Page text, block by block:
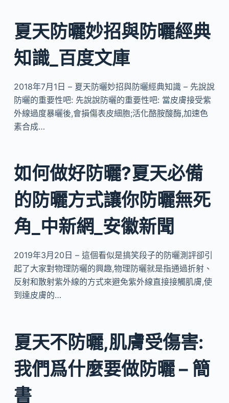
夏天防曬妙招與防曬經典
知識_百度文庫
2018年7月1日 – 夏天防曬妙招與防曬經典知識 – 先說說
防曬的重要性吧: 先說說防曬的重要性吧: 當皮膚接受紫
外線過度暴曬後,會損傷表皮細胞;活化酪胺酸酶,加速色
素合成…
如何做好防曬?夏天必備
的防曬方式讓你防曬無死
角_中新網_安徽新聞
2019年3月20日 – 這個看似是搞笑段子的防曬測評卻引
起了大家對物理防曬的興趣,物理防曬就是指通過折射、
反射和散射紫外線的方式來避免紫外線直接接觸肌膚,使
到達皮膚的…
夏天不防曬,肌膚受傷害:
我們爲什麼要做防曬 – 簡
書